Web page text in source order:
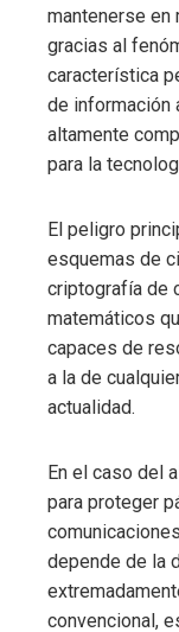
mantenerse
gracias al
característica
de información
altamente
para la
El peligro
esquemas de
criptografía de
matemáticos
capaces de
a la de
actualidad.
En el caso del
para proteger
depende de la
convencional,